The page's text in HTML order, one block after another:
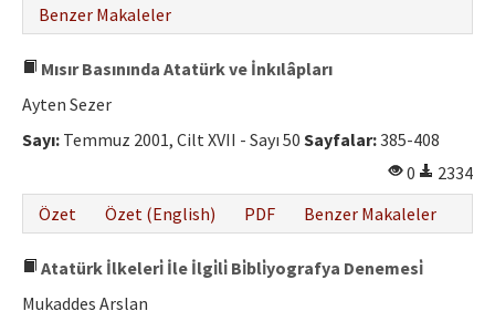
Benzer Makaleler
Mısır Basınında Atatürk ve İnkılâpları
Ayten Sezer
Sayı: Temmuz 2001, Cilt XVII - Sayı 50 Sayfalar:385-408
0
2334
Özet
Özet (English) PDF Benzer Makaleler
Atatürk İlkeleri̇ İle İlgi̇li̇ Bi̇bli̇yografya Denemesi̇
Mukaddes Arslan